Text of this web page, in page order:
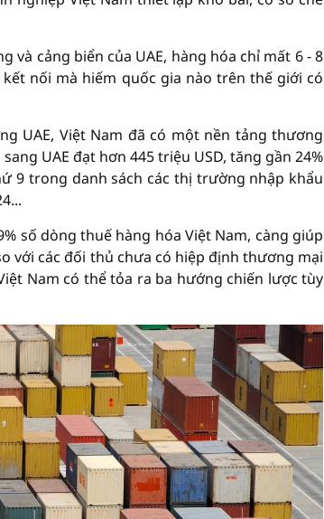
và cảng biển của UAE, hàng hóa chỉ mất 6 - 8
nối mà hiếm quốc gia nào trên thế giới có
UAE, Việt Nam đã có một nền tảng thương
UAE đạt hơn 445 triệu USD, tăng gần 24%
9 trong danh sách các thị trường nhập khẩu
số dòng thuế hàng hóa Việt Nam, càng giúp
với các đối thủ chưa có hiệp định thương mại
Nam có thể tỏa ra ba hướng chiến lược tùy